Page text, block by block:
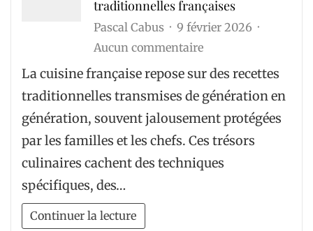
aux
vents
forts
?
traditionnelles françaises
Pascal Cabus
9 février 2026
Aucun commentairesur
Secrets
bien
gardés
des
recettes
traditionnelles
La cuisine française repose sur des recettes
traditionnelles transmises de génération en
génération, souvent jalousement protégées
par les familles et les chefs. Ces trésors
culinaires cachent des techniques
spécifiques, des…
Continuer la lecture